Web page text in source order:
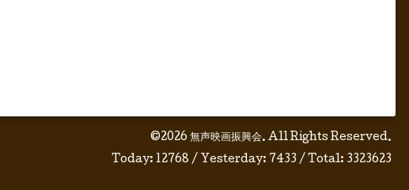
©2026 無声映画振興会. All Rights Reserved.
Today: 12768 / Yesterday: 7433 / Total: 3323623